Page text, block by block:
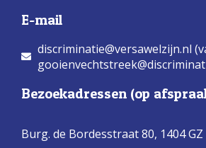
E-mail
discriminatie@versawelzijn.nl
Bezoekadressen (op
Burg. de Bordesstraat 80, 1404